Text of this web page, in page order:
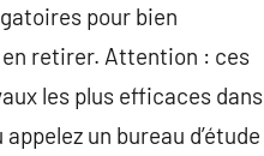
pour bien
retirer. Attention : ces
les plus efficaces dans
un bureau d’étude